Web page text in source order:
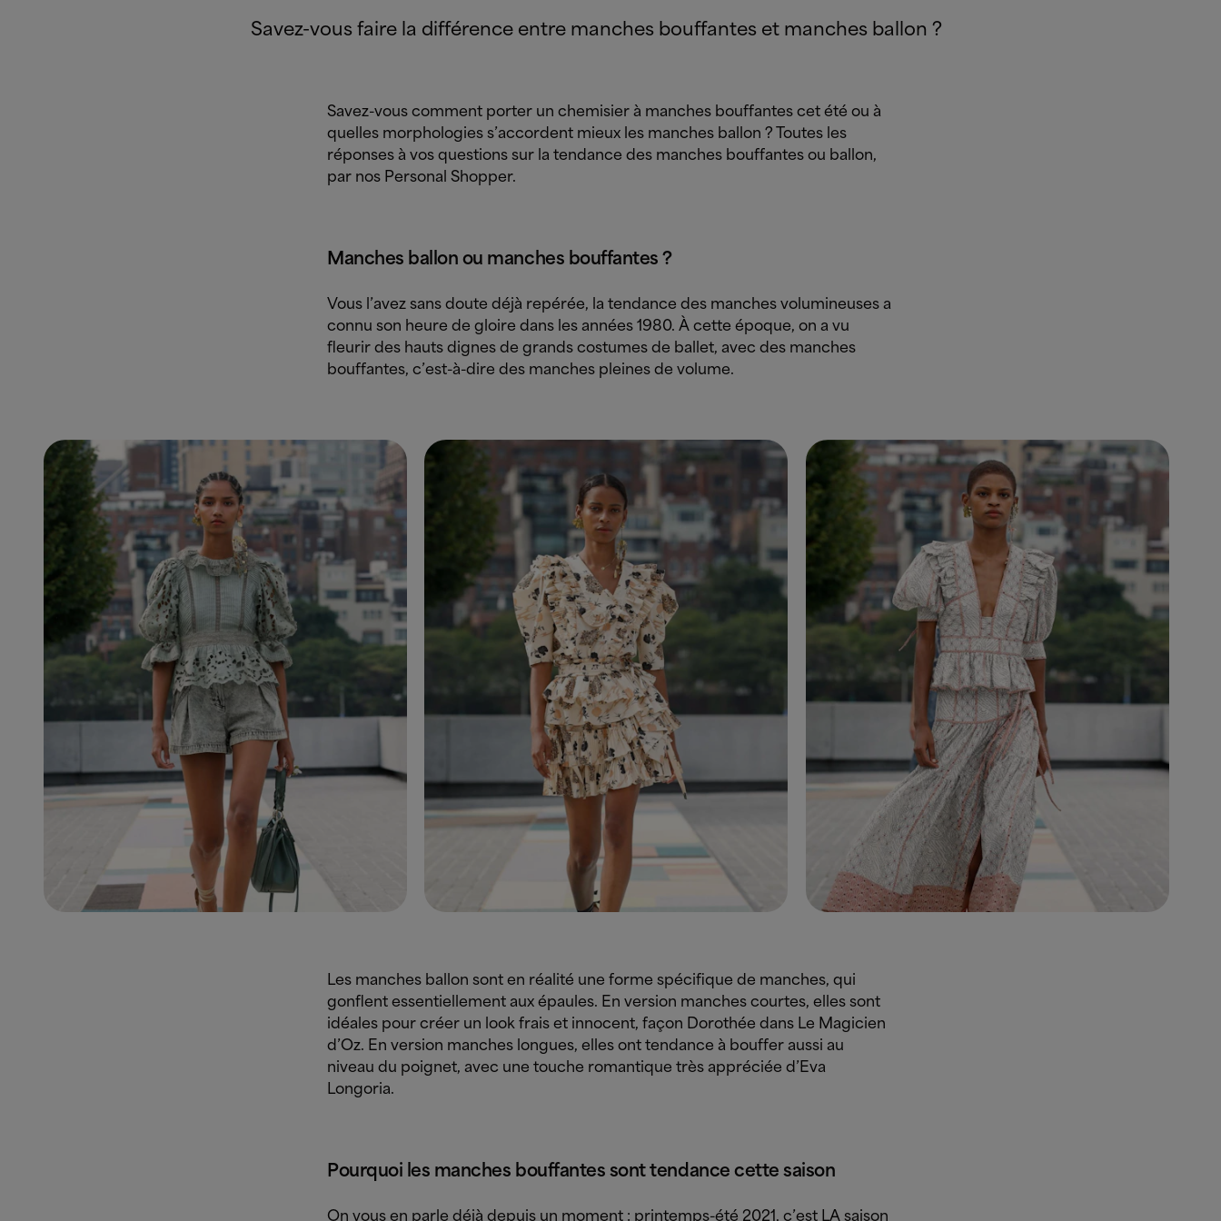
Savez-vous faire la différence entre manches bouffantes et manches ballon ?
Savez-vous comment porter un chemisier à manches bouffantes cet été ou à
quelles morphologies s’accordent mieux les manches ballon ? Toutes les
réponses à vos questions sur la tendance des manches bouffantes ou ballon,
par nos Personal Shopper.
Manches ballon ou manches bouffantes ?
Vous l’avez sans doute déjà repérée, la tendance des manches volumineuses a
connu son heure de gloire dans les années 1980. À cette époque, on a vu
fleurir des hauts dignes de grands costumes de ballet, avec des manches
bouffantes, c’est-à-dire des manches pleines de volume.
Les manches ballon sont en réalité une forme spécifique de manches, qui
gonflent essentiellement aux épaules. En version manches courtes, elles sont
idéales pour créer un look frais et innocent, façon Dorothée dans Le Magicien
d’Oz. En version manches longues, elles ont tendance à bouffer aussi au
niveau du poignet, avec une touche romantique très appréciée d’Eva
Longoria.
Pourquoi les manches bouffantes sont tendance cette saison
On vous en parle déjà depuis un moment : printemps-été 2021, c’est LA saison